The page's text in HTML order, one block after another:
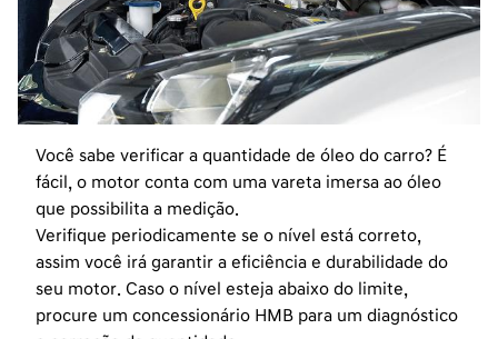
Você sabe verificar a quantidade de óleo do carro? É
fácil, o motor conta com uma vareta imersa ao óleo
que possibilita a medição.
Verifique periodicamente se o nível está correto,
assim você irá garantir a eficiência e durabilidade do
seu motor. Caso o nível esteja abaixo do limite,
procure um concessionário HMB para um diagnóstico